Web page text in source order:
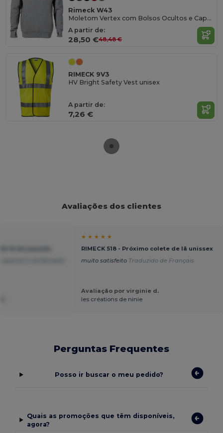
Rimeck W43
Moletom Vertex com Bolsos Ocultos e Capuz
A partir de:
28,50 €48,48 €
RIMECK 9V3
HV Bright Safety Vest unisex
A partir de:
7,26 €
Avaliações dos clientes
★ ★ ★ ★ ★
RIMECK 518 - Próximo colete de lã unissex
muito satisfeito Traduzido de Français
Avaliação por virginie d.
les créations de ninie
Perguntas Frequentes
Posso ir buscar o meu pedido?
Quais as promoções que têm disponíveis,
agora?